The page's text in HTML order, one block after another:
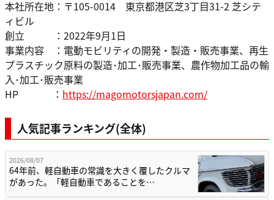
本社所在地：〒105-0014 東京都港区芝3丁目31-2 芝シテ
ィビル
創立 ：2022年9⽉1⽇
事業内容 ：電動モビリティの開発‧製造‧販売事業、再生
プラスチック原料の製造･加工･販売事業、農作物加工品の輸
入･加工･販売事業
HP ： https://magomotorsjapan.com/
人気記事ランキング(全体)
2026/08/07
64年前、軽自動車の常識を大きく覆したクルマ
があった。「軽自動車であることを…